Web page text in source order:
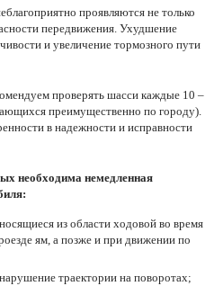
проявляются не только
передвижения. Ухудшение
и увеличение тормозного пути
проверять шасси каждые 10 –
преимущественно по городу).
в надежности и исправности
необходима немедленная
из области ходовой во время
ям, а позже и при движении по
траектории на поворотах;